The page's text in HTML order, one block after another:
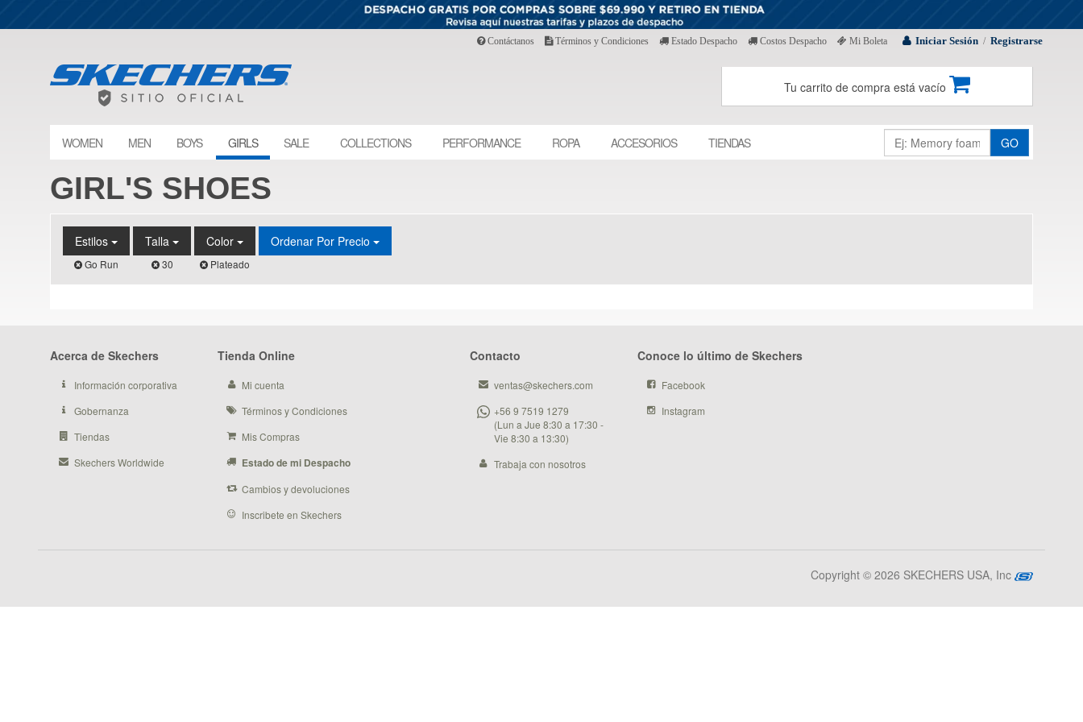
Iniciar Sesión / Registrarse
Contáctanos Términos y Condiciones Estado Despacho Costos Despacho Mi Boleta
Tu carrito de compra está vacío
WOMEN MEN BOYS GIRLS SALE COLLECTIONS PERFORMANCE ROPA ACCESORIOS TIENDAS GO
GIRL'S SHOES
Estilos
Go Run
Talla
30
Color
Plateado
Ordenar Por Precio
Acerca de Skechers
Información corporativa
Gobernanza
Tiendas
Skechers Worldwide
Tienda Online
Mi cuenta
Términos y Condiciones
Mis Compras
Estado de mi Despacho
Cambios y devoluciones
Inscribete en Skechers
Contacto
ventas@skechers.com
+56 9 7519 1279
(Lun a Jue 8:30 a 17:30 -
Vie 8:30 a 13:30)
Trabaja con nosotros
Conoce lo último de Skechers
Facebook
Instagram
Copyright © 2026 SKECHERS USA, Inc